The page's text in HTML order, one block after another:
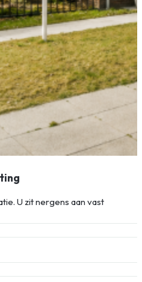
U zit nergens aan vast